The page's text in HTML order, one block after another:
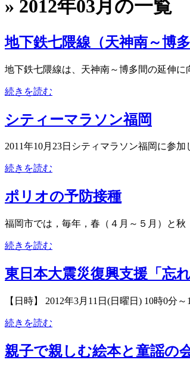
» 2012年03月の一覧
地下鉄七隈線（天神南～博
地下鉄七隈線は、天神南～博多間の延伸
続きを読む
シティーマラソン福岡
2011年10月23日シティマラソン福岡に参加
続きを読む
ポリオの予防接種
福岡市では，毎年，春（４月～５月）と
続きを読む
東日本大震災復興支援「忘
【日時】 2012年3月11日(日曜日) 10時0
続きを読む
親子で親しむ絵本と童謡の